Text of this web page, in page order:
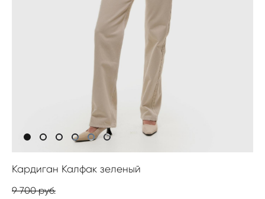
Кардиган Калфак зеленый
9 700 pуб.